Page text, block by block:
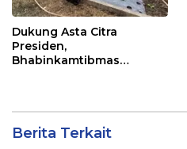
Dukung Asta Citra
Presiden,
Bhabinkamtibmas
Berita Terkait